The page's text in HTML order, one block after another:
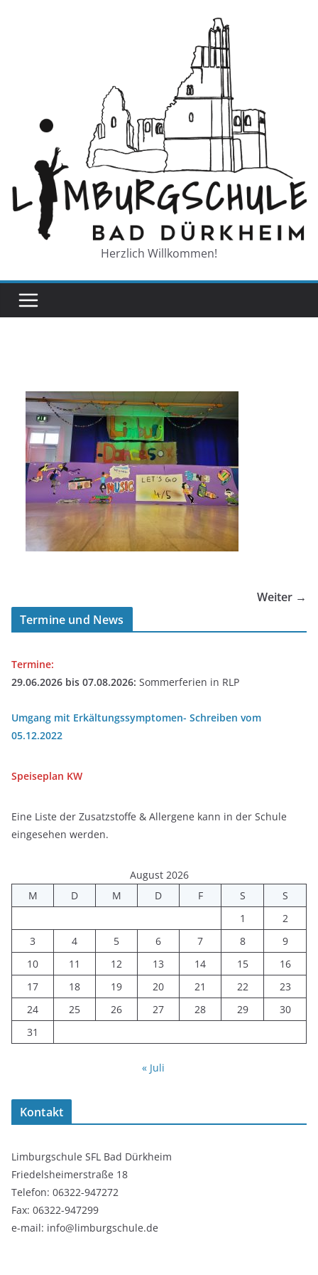
Herzlich Willkommen!
Weiter →
Termine und News
Termine:
29.06.2026 bis 07.08.2026: Sommerferien in RLP
Umgang mit Erkältungssymptomen- Schreiben vom
05.12.2022
Speiseplan KW
Eine Liste der Zusatzstoffe & Allergene kann in der Schule
eingesehen werden.
August 2026
M
D M D F S
S
1
2
3
4 5 6 7 8
9
10
11 12 13 14 15
16
17
18 19 20 21 22
23
24
25 26 27 28 29
30
31
« Juli
Kontakt
Limburgschule SFL Bad Dürkheim
Friedelsheimerstraße 18
Telefon: 06322-947272
Fax: 06322-947299
e-mail: info@limburgschule.de